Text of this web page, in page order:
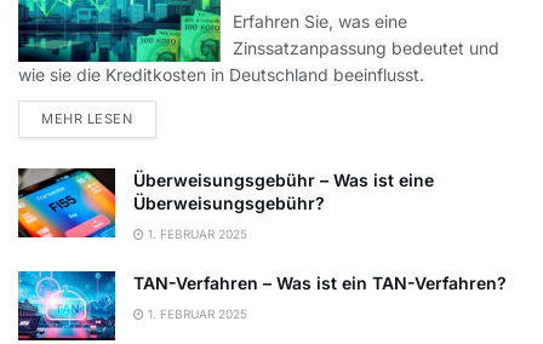
Erfahren Sie, was eine
Zinssatzanpassung bedeutet und
wie sie die Kreditkosten in Deutschland beeinflusst.
MEHR LESENDETAILS
Überweisungsgebühr – Was ist eine
Überweisungsgebühr?
1. FEBRUAR 2025
TAN-Verfahren – Was ist ein TAN-Verfahren?
1. FEBRUAR 2025